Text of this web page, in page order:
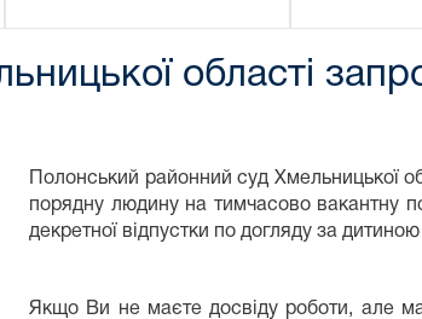
області
Полонський районний суд Хмельницької
порядну людину на тимчасово вакантну
декретної відпустки по догляду за
Якщо Ви не маєте досвіду роботи, але